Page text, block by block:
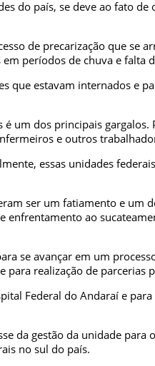
do país, se deve ao fato
de precarização que se
períodos de chuva e falta
que estavam internados e
um dos principais
e outros
essas unidades
ser um fatiamento e um
ao
se avançar em um
realização de parcerias
Federal do Andaraí e
gestão da unidade para
no sul do país.